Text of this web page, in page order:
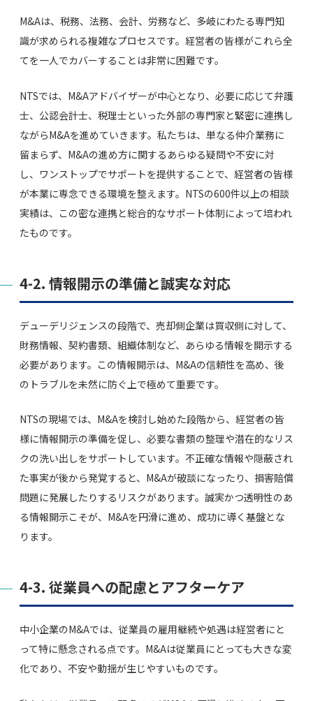
M&Aは、税務、法務、会計、労務など、多岐にわたる専門知
識が求められる複雑なプロセスです。経営者の皆様がこれら全
てを一人でカバーすることは非常に困難です。
NTSでは、M&Aアドバイザーが中心となり、必要に応じて弁護
士、公認会計士、税理士といった外部の専門家と緊密に連携し
ながらM&Aを進めていきます。私たちは、単なる仲介業務に
留まらず、M&Aの進め方に関するあらゆる疑問や不安に対
し、ワンストップでサポートを提供することで、経営者の皆様
が本業に専念できる環境を整えます。NTSの600件以上の相談
実績は、この密な連携と総合的なサポート体制によって培われ
たものです。
4-2. 情報開示の準備と誠実な対応
デューデリジェンスの段階で、売却側企業は買収側に対して、
財務情報、契約書類、組織体制など、あらゆる情報を開示する
必要があります。この情報開示は、M&Aの信頼性を高め、後
のトラブルを未然に防ぐ上で極めて重要です。
NTSの現場では、M&Aを検討し始めた段階から、経営者の皆
様に情報開示の準備を促し、必要な書類の整理や潜在的なリス
クの洗い出しをサポートしています。不正確な情報や隠蔽され
た事実が後から発覚すると、M&Aが破談になったり、損害賠償
問題に発展したりするリスクがあります。誠実かつ透明性のあ
る情報開示こそが、M&Aを円滑に進め、成功に導く基盤とな
ります。
4-3. 従業員への配慮とアフターケア
中小企業のM&Aでは、従業員の雇用継続や処遇は経営者にと
って特に懸念される点です。M&Aは従業員にとっても大きな変
化であり、不安や動揺が生じやすいものです。